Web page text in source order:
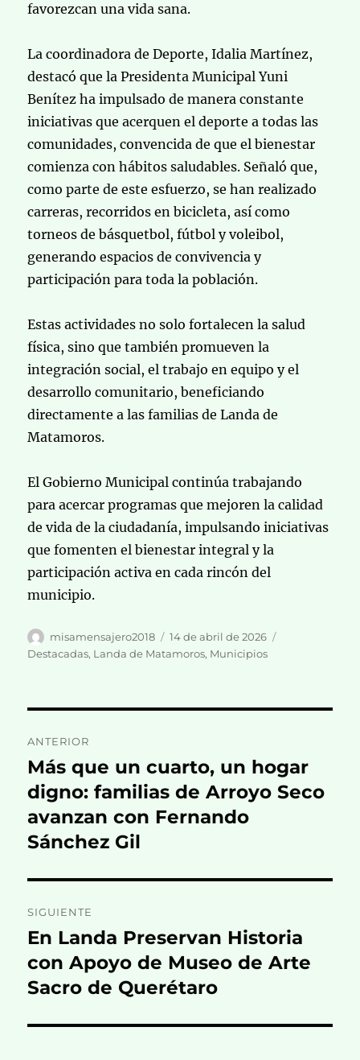
favorezcan una vida sana.
La coordinadora de Deporte, Idalia Martínez,
destacó que la Presidenta Municipal Yuni
Benítez ha impulsado de manera constante
iniciativas que acerquen el deporte a todas las
comunidades, convencida de que el bienestar
comienza con hábitos saludables. Señaló que,
como parte de este esfuerzo, se han realizado
carreras, recorridos en bicicleta, así como
torneos de básquetbol, fútbol y voleibol,
generando espacios de convivencia y
participación para toda la población.
Estas actividades no solo fortalecen la salud
física, sino que también promueven la
integración social, el trabajo en equipo y el
desarrollo comunitario, beneficiando
directamente a las familias de Landa de
Matamoros.
El Gobierno Municipal continúa trabajando
para acercar programas que mejoren la calidad
de vida de la ciudadanía, impulsando iniciativas
que fomenten el bienestar integral y la
participación activa en cada rincón del
municipio.
Autor
misamensajero2018
Publicado
el
14 de abril de 2026
Destacadas, Landa de Matamoros, Municipios
de
entradas
ANTERIOR
Entrada
anterior:
Más que un cuarto, un hogar
digno: familias de Arroyo Seco
avanzan con Fernando
Sánchez Gil
SIGUIENTE
Entrada
siguiente:
En Landa Preservan Historia
con Apoyo de Museo de Arte
Sacro de Querétaro